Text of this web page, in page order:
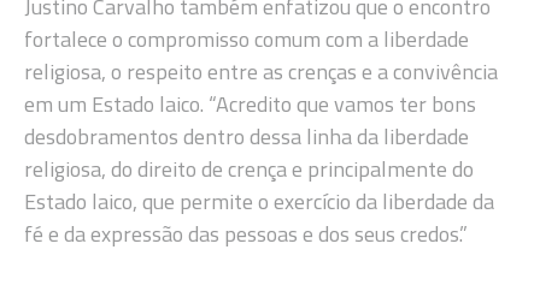
Justino Carvalho também enfatizou que o encontro
fortalece o compromisso comum com a liberdade
religiosa, o respeito entre as crenças e a convivência
em um Estado laico. “Acredito que vamos ter bons
desdobramentos dentro dessa linha da liberdade
religiosa, do direito de crença e principalmente do
Estado laico, que permite o exercício da liberdade da
fé e da expressão das pessoas e dos seus credos.”